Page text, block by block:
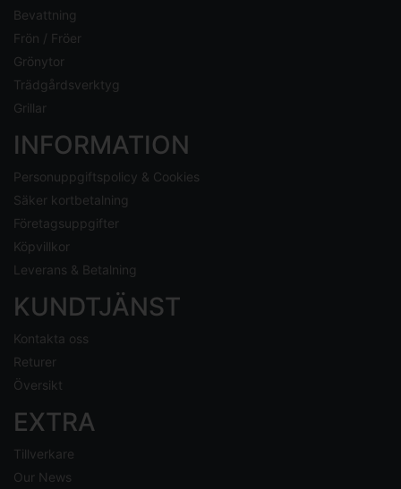
Bevattning
Frön / Fröer
Grönytor
Trädgårdsverktyg
Grillar
INFORMATION
Personuppgiftspolicy & Cookies
Säker kortbetalning
Företagsuppgifter
Köpvillkor
Leverans & Betalning
KUNDTJÄNST
Kontakta oss
Returer
Översikt
EXTRA
Tillverkare
Our News